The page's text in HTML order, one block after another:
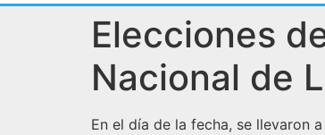
Elecciones
Nacional de
En el día de la fecha, se llevaron